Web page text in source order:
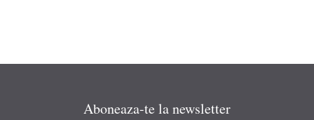
Aboneaza-te la newsletter